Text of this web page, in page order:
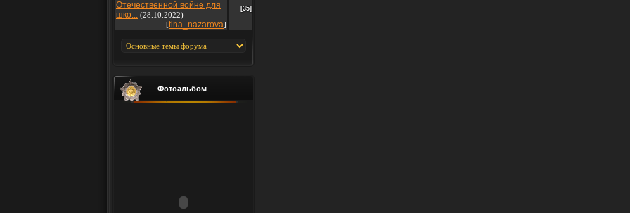
Отечественной войне для
шко... (28.10.2022)
[tina_nazarova]
[35]
Фотоальбом